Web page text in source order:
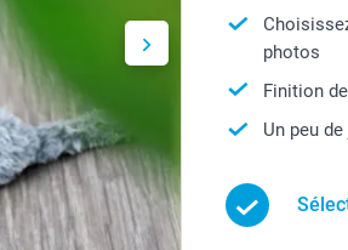
photos
Finition
Un peu